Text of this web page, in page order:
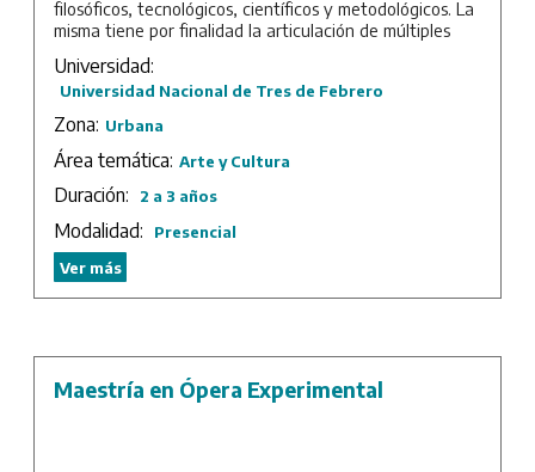
filosóficos, tecnológicos, científicos y metodológicos. La
misma tiene por finalidad la articulación de múltiples
crear interfaces, dispositivos y entornos creativos que
reformulen y recontextualicen el estatuto del arte en el
marco de los lenguajes tecnológicos.
Asimismo, diseña un entorno de intercambio y
circulación de conocimientos que permite cristalizar una
plataforma epistemológica dando cabida a la
investigación a través de las prácticas artísticas y
atendiendo a la especificidad de los procesos. Modela
una zona de cruce que produce objetos o sistemas
multidimensionales en términos epistemológicos,
abriendo espacios no sólo de prácticas de creación sino
lenguajes tecnológicos.
Universidad:
Universidad Nacional de Tres de Febrero
Zona: Urbana
Área temática: Arte y Cultura
Duración: 2 a 3 años
Modalidad:
Presencial
Ver más
Maestría en Ópera Experimental